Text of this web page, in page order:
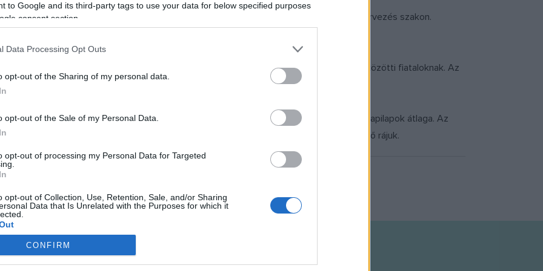
to Google and its third-party tags to use your data for below specified purposes
consent section.
Data Processing Opt Outs
opt-out of the Sharing of my personal data.
opt-out of the Sale of my Personal Data.
opt-out of processing my Personal Data for Targeted
opt-out of Collection, Use, Retention, Sale, and/or Sharing
Data that Is Unrelated with the Purposes for which it
CONFIRM
Matey Istvánt, aki az idén végzett Nyíregyházi Főiskolán kommunikáció-művelődésszervezés szakon.
Szövetsége második alkalommal írt ki tehetségkutató pályázatot 14 és 25 év közötti fiataloknak. Az
több mint kétszázötven pályamunkát adott be.
pályaművek nyelvi minősége jobb volt, mint amilyen a mai országos terjesztésű napilapok átlaga. Az
nyegleség, ugyanakkor nagyon erős társadalmi és szociális érzékenység volt jellemző rájuk.